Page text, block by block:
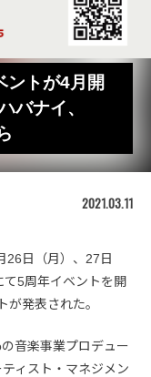
ントが4月開
ナイ、
2021.03.11
26日（月）、27日
て5周年イベントを開
発表された。
音楽事業プロデュー
ィスト・マネジメン